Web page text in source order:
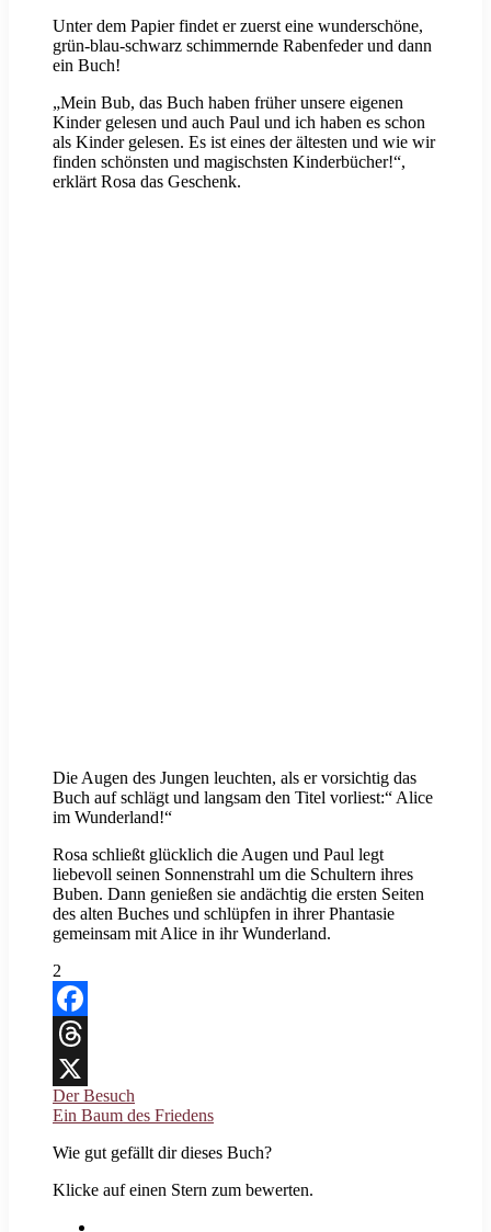
Unter dem Papier findet er zuerst eine wunderschöne,
grün-blau-schwarz schimmernde Rabenfeder und dann
ein Buch!
„Mein Bub, das Buch haben früher unsere eigenen
Kinder gelesen und auch Paul und ich haben es schon
als Kinder gelesen. Es ist eines der ältesten und wie wir
finden schönsten und magischsten Kinderbücher!“,
erklärt Rosa das Geschenk.
Die Augen des Jungen leuchten, als er vorsichtig das
Buch auf schlägt und langsam den Titel vorliest:“ Alice
im Wunderland!“
Rosa schließt glücklich die Augen und Paul legt
liebevoll seinen Sonnenstrahl um die Schultern ihres
Buben. Dann genießen sie andächtig die ersten Seiten
des alten Buches und schlüpfen in ihrer Phantasie
gemeinsam mit Alice in ihr Wunderland.
2
Facebook
Threads
X
Der Besuch
Ein Baum des Friedens
Wie gut gefällt dir dieses Buch?
Klicke auf einen Stern zum bewerten.